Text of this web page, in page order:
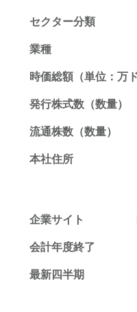
セクター分類
業種
時価総額（単位：万ド
発行株式数（数量）
流通株数（数量）
本社住所
企業サイト
会計年度終了
最新四半期